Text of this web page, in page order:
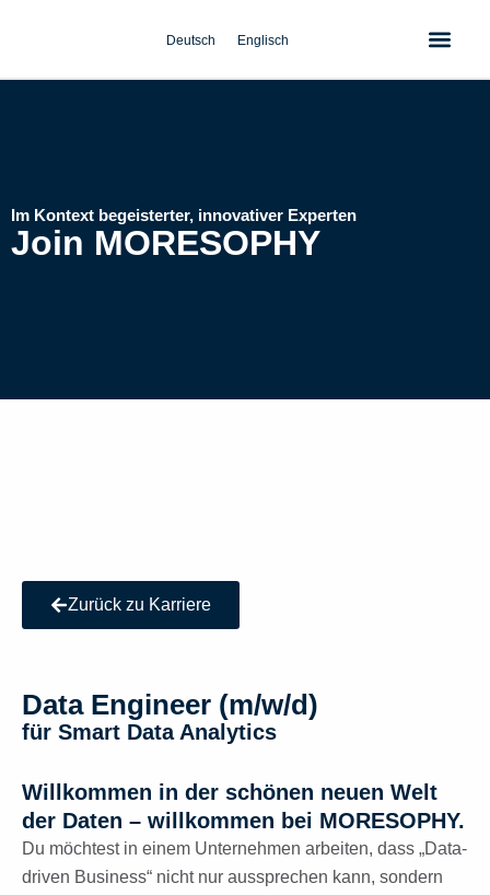
Deutsch Englisch
Im Kontext begeisterter, innovativer Experten
Join MORESOPHY
Zurück zu Karriere
Data Engineer (m/w/d)
für Smart Data Analytics
Willkommen in der schönen neuen Welt
der Daten – willkommen bei MORESOPHY.
Du möchtest in einem Unternehmen arbeiten, dass „Data-
driven Business“ nicht nur aussprechen kann, sondern